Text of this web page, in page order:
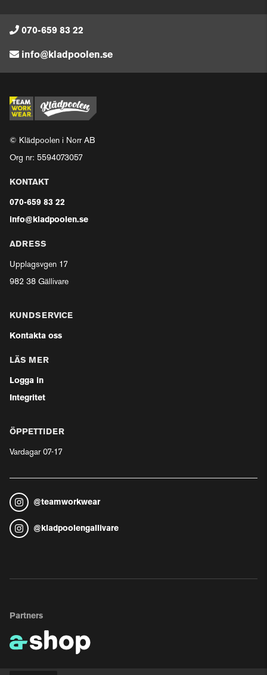
070-659 83 22
info@kladpoolen.se
© Klädpoolen i Norr AB
Org nr: 5594073057
KONTAKT
070-659 83 22
info@kladpoolen.se
ADRESS
Upplagsvgen 17
982 38 Gällivare
KUNDSERVICE
Kontakta oss
LÄS MER
Logga in
Integritet
ÖPPETTIDER
Vardagar 07-17
@teamworkwear
@ kladpoolengallivare
Partners